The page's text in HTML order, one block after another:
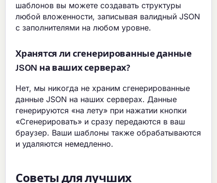
шаблонов вы можете создавать структуры
любой вложенности, записывая валидный JSON
с заполнителями на любом уровне.
Хранятся ли сгенерированные данные
JSON на ваших серверах?
Нет, мы никогда не храним сгенерированные
данные JSON на наших серверах. Данные
генерируются «на лету» при нажатии кнопки
«Сгенерировать» и сразу передаются в ваш
браузер. Ваши шаблоны также обрабатываются
и удаляются немедленно.
Советы для лучших